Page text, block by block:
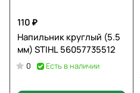
110 ₽
Напильник круглый (5.5
мм) STIHL 56057735512
0 Есть в наличии